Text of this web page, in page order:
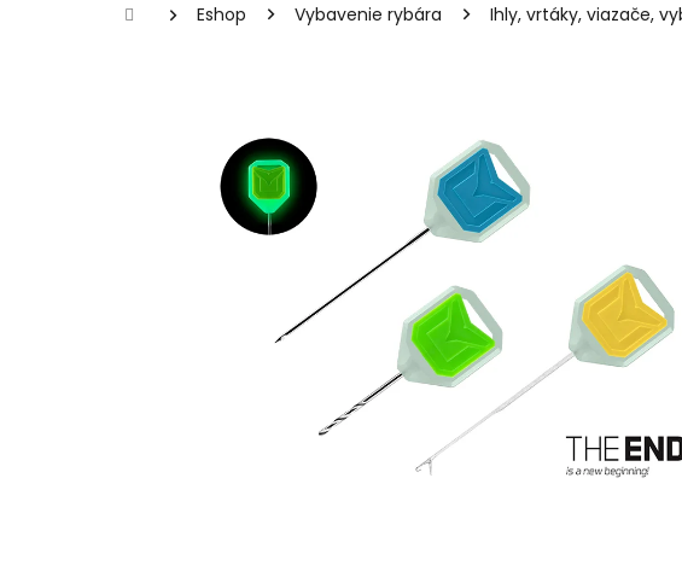
DomovEshop Vybavenie rybára Ihly, vrtáky, viazače,